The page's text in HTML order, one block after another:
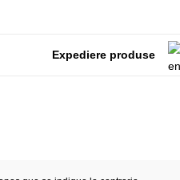
Expediere produse